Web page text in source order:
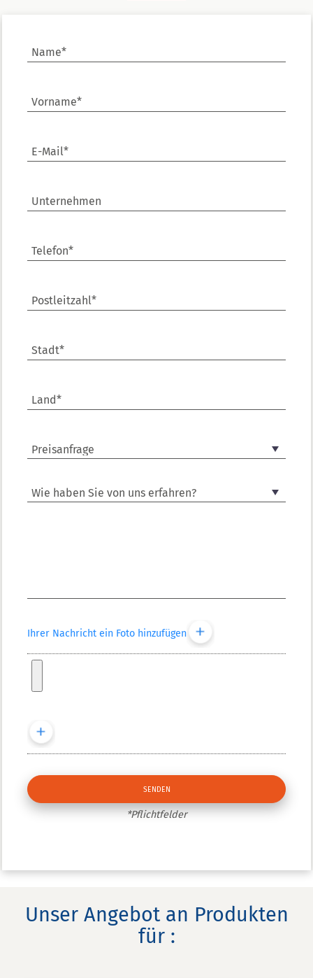
Name*
Vorname*
E-Mail*
Unternehmen
Telefon*
Postleitzahl*
Stadt*
Land*
Ihrer Nachricht ein Foto hinzufügen
*Pflichtfelder
Unser Angebot an Produkten
für :